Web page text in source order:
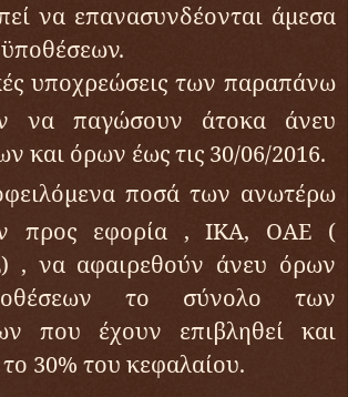
να επανασυνδέονται άμεσα
υποχρεώσεις των παραπάνω
να παγώσουν άτοκα άνευ
και όρων έως τις 30/06/2016.
ποσά των ανωτέρω
προς εφορία , ΙΚΑ, ΟΑΕ (
, να αφαιρεθούν άνευ όρων
το σύνολο των
που έχουν επιβληθεί και
30% του κεφαλαίου.